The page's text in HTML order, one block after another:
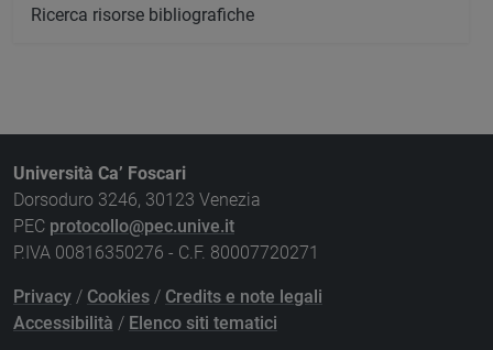
Ricerca risorse bibliografiche
Università Ca’ Foscari
Dorsoduro 3246, 30123 Venezia
PEC protocollo@pec.unive.it
P.IVA 00816350276 - C.F. 80007720271
Privacy / Cookies / Credits e note legali
Accessibilità / Elenco siti tematici